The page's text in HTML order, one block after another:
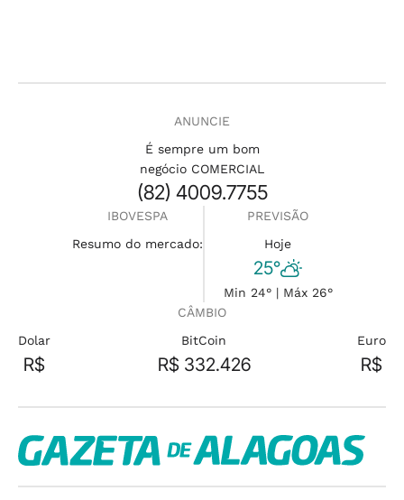
ANUNCIE
É sempre um bom
negócio COMERCIAL
(82) 4009.7755
IBOVESPA
Resumo do mercado:
PREVISÃO
Hoje
25°
Min 24° | Máx 26°
CÂMBIO
Dolar
R$
BitCoin
R$ 332.426
Euro
R$